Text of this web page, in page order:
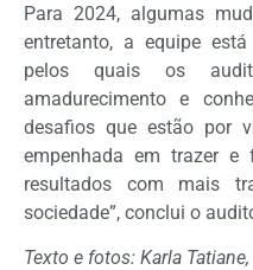
Para 2024, algumas
entretanto, a equipe está
pelos quais os
amadurecimento e
desafios que estão por
empenhada em trazer
resultados com mais
sociedade”, conclui o
Texto e fotos: Karla Tatiane,